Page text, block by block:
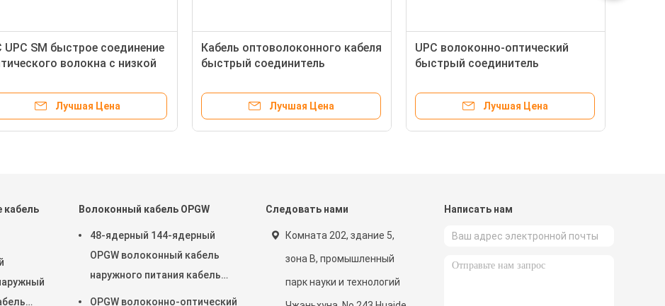
UPC SM быстрое соединение
волокна с низкой
Лучшая Цена
Кабель оптоволоконного кабеля
быстрый соединитель
быстрый соединитель
Лучшая Цена
UPC волоконно-оптический
быстрый соединитель
Connector
Лучшая Цена
кабель Волоконный кабель OPGW
48-ядерный 144-ядерный
OPGW волоконный кабель
наружного питания кабель
OPGW волоконно-оптический
Следовать нами
Комната 202, здание 5,
зона B, промышленный
парк науки и технологий
Написать нам